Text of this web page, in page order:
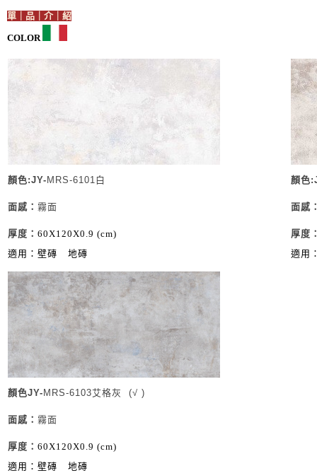
單｜品｜介｜紹
COLOR
顏色:JY- MRS-6101白
面感 ： 霧面
厚度 ： 60X120X0.9 (cm)
適用：壁磚
地磚
顏色
面感
厚度
適用
顏色JY- MRS-6103艾格灰 (√ )
面感 ： 霧面
厚度： 60X120X0.9 (cm)
適用：壁磚
地磚